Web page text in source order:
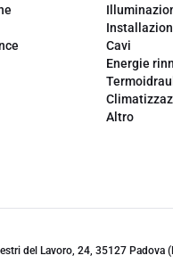
Cavi
Energie
Altro
del Lavoro, 24, 35127